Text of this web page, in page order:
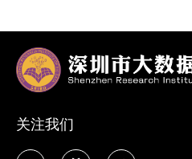
关注我们